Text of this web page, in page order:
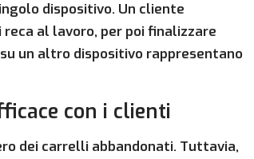
dispositivo. Un cliente
al lavoro, per poi finalizzare
un altro dispositivo rappresentano
con i clienti
dei carrelli abbandonati. Tuttavia,